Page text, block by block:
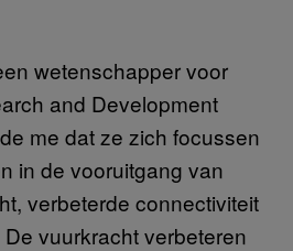
wetenschapper voor
and Development
me dat ze zich focussen
in de vooruitgang van
verbeterde connectiviteit
vuurkracht verbeteren